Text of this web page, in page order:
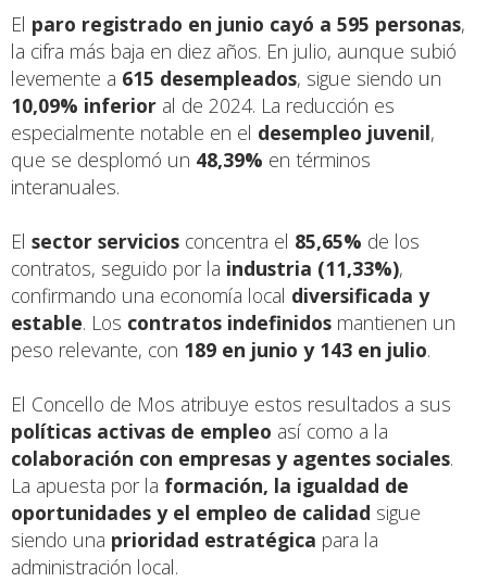
El paro registrado en junio cayó a 595 personas,
la cifra más baja en diez años. En julio, aunque subió
levemente a 615 desempleados, sigue siendo un
10,09% inferior al de 2024. La reducción es
especialmente notable en el desempleo juvenil,
que se desplomó un 48,39% en términos
interanuales.
El sector servicios concentra el 85,65% de los
contratos, seguido por la industria (11,33%),
confirmando una economía local diversificada y
estable. Los contratos indefinidos mantienen un
peso relevante, con 189 en junio y 143 en julio.
El Concello de Mos atribuye estos resultados a sus
políticas activas de empleo así como a la
colaboración con empresas y agentes sociales.
La apuesta por la formación, la igualdad de
oportunidades y el empleo de calidad sigue
siendo una prioridad estratégica para la
administración local.